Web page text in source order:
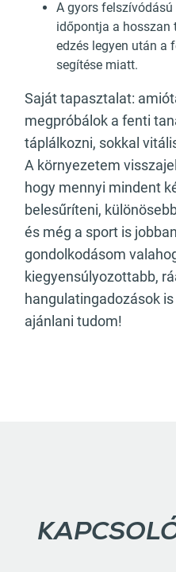
A gyors
időpontja a hosszan
edzés legyen után a
segítése miatt.
Saját tapasztalat:
megpróbálok a fenti
táplálkozni, sokkal
A környezetem
hogy mennyi mindent
belesűríteni,
és még a sport is
gondolkodásom
kiegyensúlyozottabb,
hangulatingadozások
ajánlani tudom!